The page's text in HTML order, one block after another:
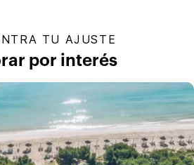
TU AJUSTE
por interés